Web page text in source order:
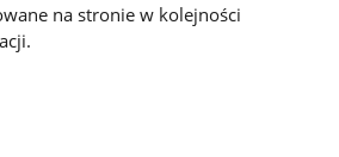
na stronie w kolejności